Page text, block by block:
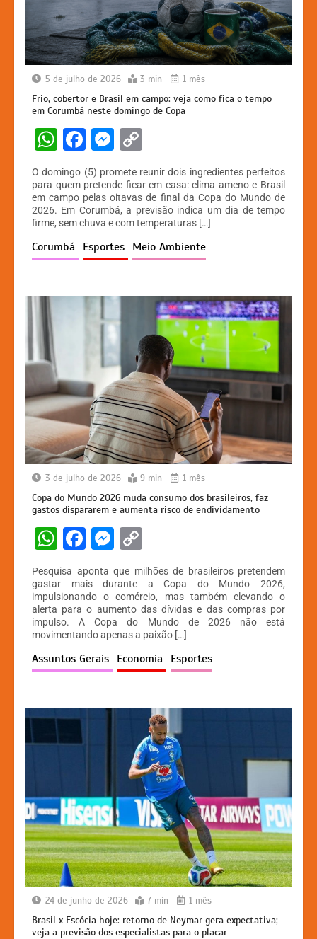
5 de julho de 2026 3 min 1 mês
Frio, cobertor e Brasil em campo: veja como fica o tempo
em Corumbá neste domingo de Copa
W
h
at
s
A
p
F
a
c
e
b
o
k
M
s
s
e
n
er
p
y
Li
n
O domingo (5) promete reunir dois ingredientes perfeitos
para quem pretende ficar em casa: clima ameno e Brasil
em campo pelas oitavas de final da Copa do Mundo de
2026. Em Corumbá, a previsão indica um dia de tempo
firme, sem chuva e com temperaturas […]
Corumbá Esportes Meio Ambiente
3 de julho de 2026 9 min 1 mês
Copa do Mundo 2026 muda consumo dos brasileiros, faz
gastos dispararem e aumenta risco de endividamento
W
h
at
s
A
p
p
F
c
e
b
o
o
k
M
s
s
e
n
g
er
o
p
y
Li
n
k
Pesquisa aponta que milhões de brasileiros pretendem
gastar mais durante a Copa do Mundo 2026,
impulsionando o comércio, mas também elevando o
alerta para o aumento das dívidas e das compras por
impulso. A Copa do Mundo de 2026 não está
movimentando apenas a paixão […]
Assuntos Gerais Economia Esportes
24 de junho de 2026 7 min 1 mês
Brasil x Escócia hoje: retorno de Neymar gera expectativa;
veja a previsão dos especialistas para o placar